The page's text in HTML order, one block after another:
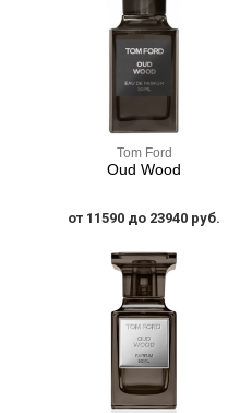
Tom Ford
Oud Wood
от 11590 до 23940 руб.